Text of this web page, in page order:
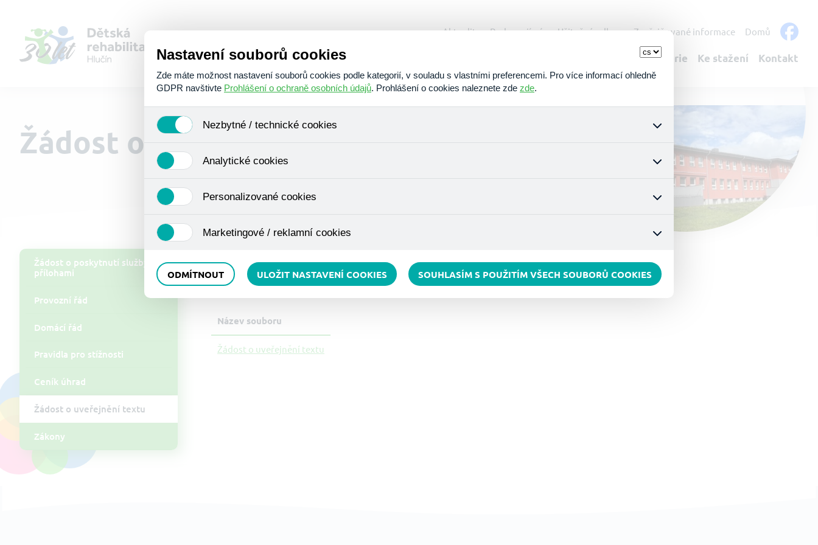
Aktuality Podporují nás Užitečné odkazy Zveřejňované informace Domů
Fotogalerie Ke stažení Kontakt
Žádost o uveřejnění textu
Žádost o poskytnutí služby s
přílohami
Provozní řád
Domácí řád
Pravidla pro stížnosti
Ceník úhrad
Žádost o uveřejnění textu
Zákony
Soubory ke stažení
Název souboru
Žádost o uveřejnění textu
Nastavení souborů cookies
Zde máte možnost nastavení souborů cookies podle kategorií, v souladu s vlastními preferencemi. Pro více informací ohledně
GDPR navštivte Prohlášení o ochraně osobních údajů. Prohlášení o cookies naleznete zde zde.
Nezbytné / technické cookies
Používají se mimo jiné k ukládání produktů v nákupním košíku, ovládání filtrů a také nastavení souhlasu s uživáním cookies.
Analytické cookies
se již nejedná o osobní údaje, protože anonymizované cookies nelze přiřadit konkrétnímu uživateli. Proto nedokážeme zjistit
Personalizované cookies
zkušenosti. Díky nim můžeme nabídku přímo přizpůsobit vašim preferencím, což vám pomůže vyhnout se nevhodným
Marketingové / reklamní cookies
ODMÍTNOUT
ULOŽIT NASTAVENÍ COOKIES SOUHLASÍM S POUŽITÍM VŠECH SOUBORŮ COOKIES